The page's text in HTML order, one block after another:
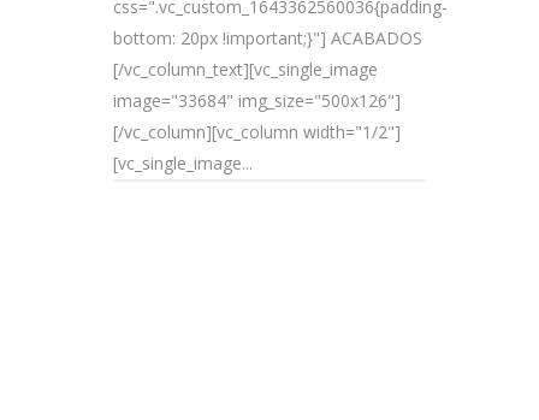
css=".vc_custom_1643362560036{padding-
bottom: 20px !important;}"] ACABADOS
[/vc_column_text][vc_single_image
image="33684" img_size="500x126"]
[/vc_column][vc_column width="1/2"]
[vc_single_image...